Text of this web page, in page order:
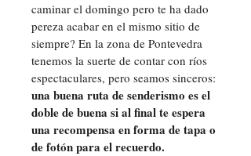
caminar el domingo pero te ha dado
pereza acabar en el mismo sitio de
siempre? En la zona de Pontevedra
tenemos la suerte de contar con ríos
espectaculares, pero seamos sinceros:
una buena ruta de senderismo es el
doble de buena si al final te espera
una recompensa en forma de tapa o
de fotón para el recuerdo.